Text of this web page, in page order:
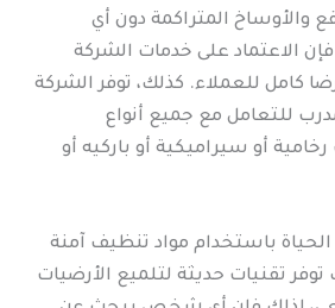
والأوساخ المتراكمة دون أي
الاعتماد على خدمات الشركة
كامل للعملاء. كذلك، توفر الشركة
للتعامل مع جميع أنواع
أو سيراميكية أو باركيه أو
باستخدام مواد تنظيف آمنة
تقنيات حديثة لتلميع الأرضيات